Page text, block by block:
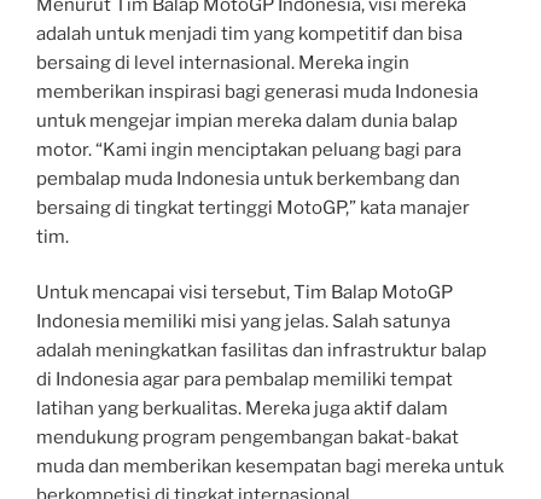
adalah untuk menjadi tim yang kompetitif dan bisa
bersaing di level internasional. Mereka ingin
memberikan inspirasi bagi generasi muda Indonesia
untuk mengejar impian mereka dalam dunia balap
motor. “Kami ingin menciptakan peluang bagi para
pembalap muda Indonesia untuk berkembang dan
bersaing di tingkat tertinggi MotoGP,” kata manajer
tim.
Untuk mencapai visi tersebut, Tim Balap MotoGP
Indonesia memiliki misi yang jelas. Salah satunya
adalah meningkatkan fasilitas dan infrastruktur balap
di Indonesia agar para pembalap memiliki tempat
latihan yang berkualitas. Mereka juga aktif dalam
mendukung program pengembangan bakat-bakat
muda dan memberikan kesempatan bagi mereka untuk